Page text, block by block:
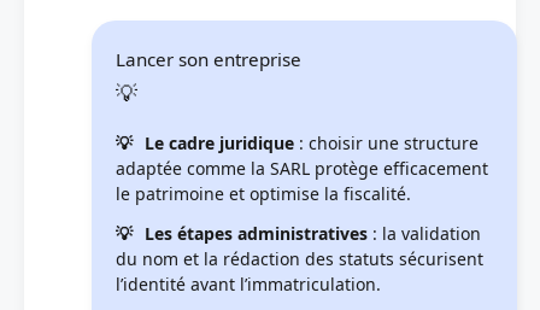
Lancer son entreprise
Le cadre juridique : choisir une structure
adaptée comme la SARL protège efficacement
le patrimoine et optimise la fiscalité.
Les étapes administratives : la validation
du nom et la rédaction des statuts sécurisent
l’identité avant l’immatriculation.